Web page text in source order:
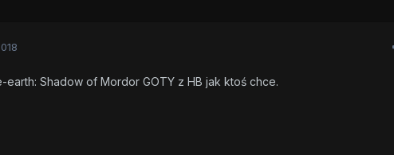
earth: Shadow of Mordor GOTY z HB jak ktoś chce.